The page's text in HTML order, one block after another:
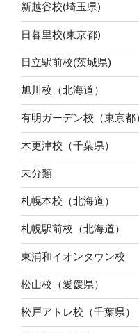
新越谷校(埼玉県)
日暮里校(東京都)
日立駅前校(茨城県)
旭川校（北海道）
有明ガーデン校（東京都
木更津校（千葉県）
未分類
札幌本校（北海道）
札幌駅前校（北海道）
東浦和イオンタウン校
松山校（愛媛県）
松戸アトレ校（千葉県）